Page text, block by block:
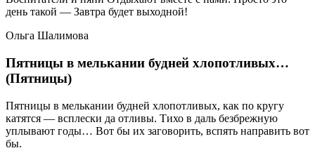
день такой — Завтра будет выходной!
Ольга Шалимова
Пятницы в мелькании будней хлопотливых…
(Пятницы)
Пятницы в мелькании будней хлопотливых, как по кругу
катятся — всплески да отливы. Тихо в даль безбрежную
уплывают годы… Вот бы их заговорить, вспять направить вот
бы.